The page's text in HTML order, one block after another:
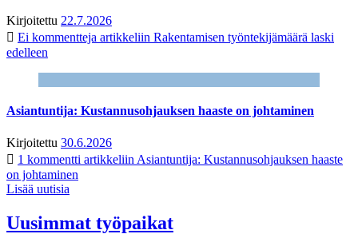
Kirjoitettu 22.7.2026
Ei kommentteja artikkeliin Rakentamisen työntekijämäärä laski
edelleen
Asiantuntija: Kustannusohjauksen haaste on johtaminen
Kirjoitettu 30.6.2026
1 kommentti artikkeliin Asiantuntija: Kustannusohjauksen haaste
on johtaminen
Lisää uutisia
Uusimmat työpaikat